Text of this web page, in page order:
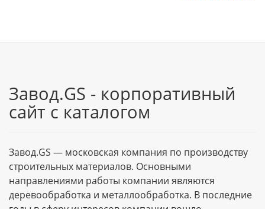
Завод.GS - корпоративный
сайт с каталогом
Завод.GS — московская компания по производству
строительных материалов. Основными
направлениями работы компании являются
деревообработка и металлообработка. В последние